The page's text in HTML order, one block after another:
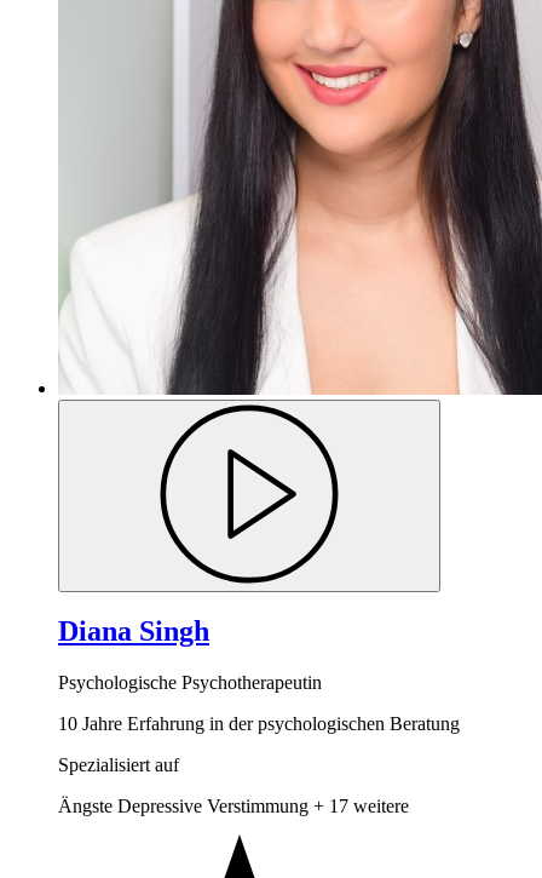
Diana Singh
Psychologische Psychotherapeutin
10 Jahre Erfahrung in der psychologischen Beratung
Spezialisiert auf
Ängste Depressive Verstimmung + 17 weitere